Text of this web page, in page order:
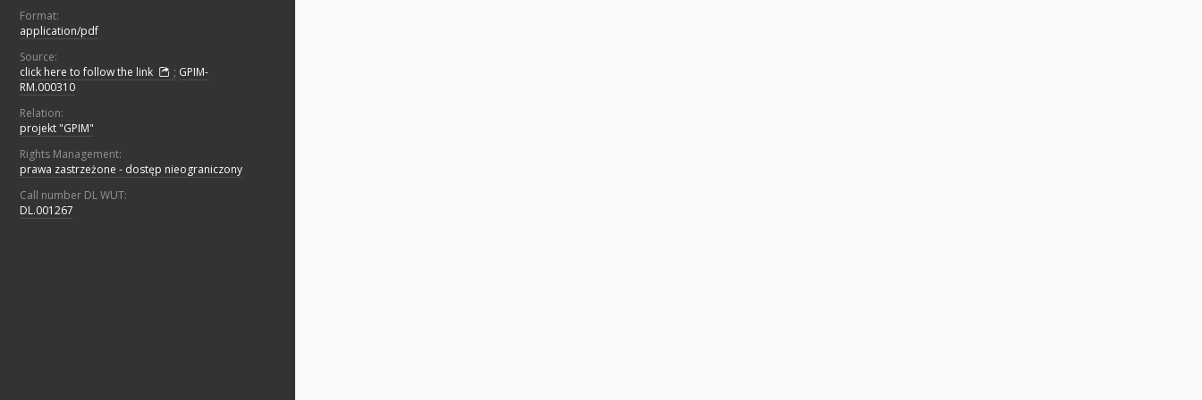
Format:
application/pdf
Source:
click here to follow the link
; GPIM-
RM.000310
Relation:
projekt "GPIM"
Rights Management:
prawa zastrzeżone - dostęp nieograniczony
Call number DL WUT:
DL.001267